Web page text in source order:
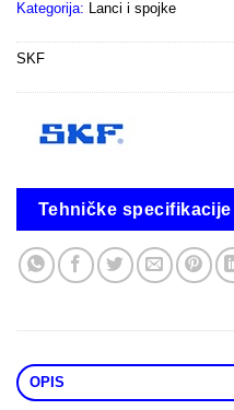
Kategorija: Lanci i spojke
SKF
Tehničke specifikacije
OPIS